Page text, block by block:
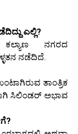
ಎಲ್ಲಿ?
ನಗರದ
ನಡೆದಿದೆ.
ತಾಂತ್ರಿಕ
ಸಿಲಿಂಡರ್ ಅಭಾವ